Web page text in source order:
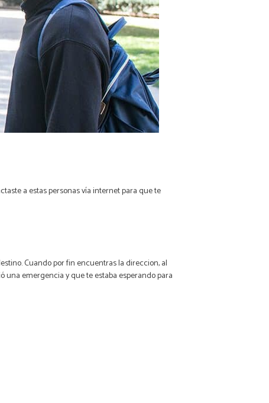
a estas personas vía internet para que te
Cuando por fin encuentras la direccion, al
una emergencia y que te estaba esperando para